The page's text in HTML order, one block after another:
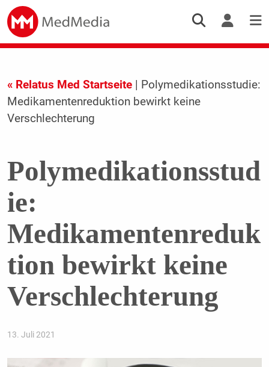
« Relatus Med Startseite| Polymedikationsstudie:
Medikamentenreduktion bewirkt keine
Verschlechterung
Polymedikationsstud
ie:
Medikamentenreduk
tion bewirkt keine
Verschlechterung
13. Juli 2021